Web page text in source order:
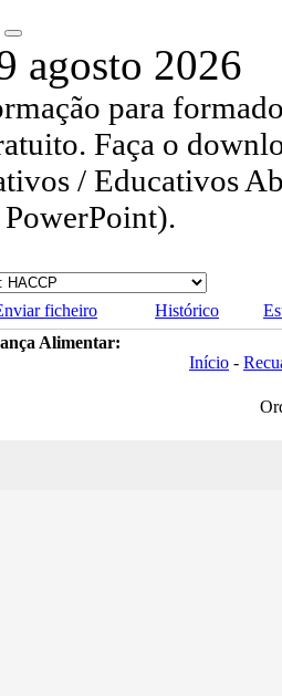
agosto 2026
para
Faça o
/ Educativos
PowerPoint).
ficheiro Histórico
Alimentar:
Início -